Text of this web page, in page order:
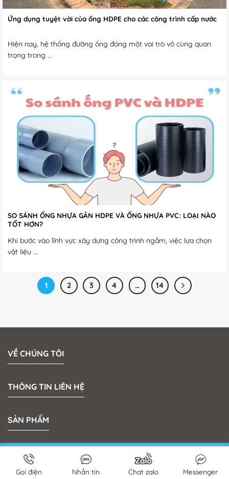
Ứng dụng tuyệt vời của ống HDPE cho các công trình cấp nước
Hiện nay, hệ thống đường ống đóng một vai trò vô cùng quan
trọng trong ...
SO SÁNH ỐNG NHỰA GÂN HDPE VÀ ỐNG NHỰA PVC: LOẠI NÀO
TỐT HƠN?
Khi bước vào lĩnh vực xây dựng công trình ngầm, việc lựa chọn
vật liệu ...
1 2 3 4 … 14
VỀ CHÚNG TÔI
THÔNG TIN LIÊN HỆ
SẢN PHẨM
Bản quyền 2026 © MeKong Plastic | Thiết kế bởiSun
Gọi điện Nhắn tin Chat zalo Messenger